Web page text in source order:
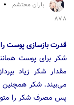
باران محتشم
878
قدرت بازسازی پوست را
شکر برای پوست
مقدار شکر زیاد
می‌بیند. شکر
پس مصرف شکر را